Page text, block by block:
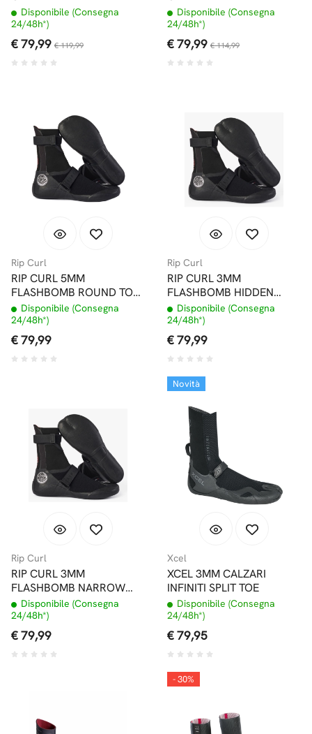
INFRADITO
Disponibile (Consegna
24/48h*)
€ 79,99 € 119,99
Disponibile (Consegna
24/48h*)
€ 79,99 € 114,99
Rip Curl
RIP CURL 5MM
FLASHBOMB ROUND TOE
CALZARI
Disponibile (Consegna
24/48h*)
€ 79,99
Rip Curl
RIP CURL 3MM
FLASHBOMB HIDDEN
SPLIT TOE CALZARI
Disponibile (Consegna
24/48h*)
€ 79,99
Rip Curl
RIP CURL 3MM
FLASHBOMB NARROW
HIDDEN SPLIT TOE
CALZARI
Disponibile (Consegna
24/48h*)
€ 79,99
Novità
Xcel
XCEL 3MM CALZARI
INFINITI SPLIT TOE
Disponibile (Consegna
24/48h*)
€ 79,95
- 30%